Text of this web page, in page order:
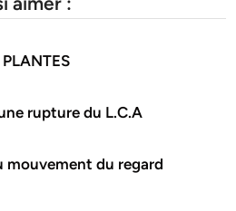
PLANTES
rupture du L.C.A
mouvement du regard